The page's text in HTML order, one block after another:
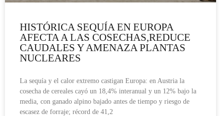
HISTÓRICA SEQUÍA EN EUROPA
AFECTA A LAS COSECHAS,REDUCE
CAUDALES Y AMENAZA PLANTAS
NUCLEARES
La sequía y el calor extremo castigan Europa: en Austria la
cosecha de cereales cayó un 18,4% interanual y un 12% bajo la
media, con ganado alpino bajado antes de tiempo y riesgo de
escasez de forraje; récord de 41,2